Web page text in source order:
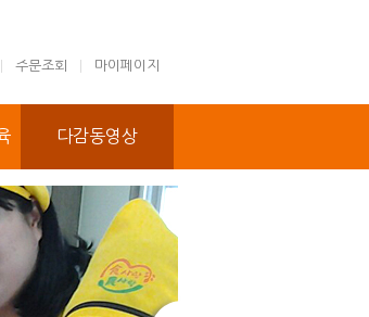
주문조회 마이페이지
다감동영상